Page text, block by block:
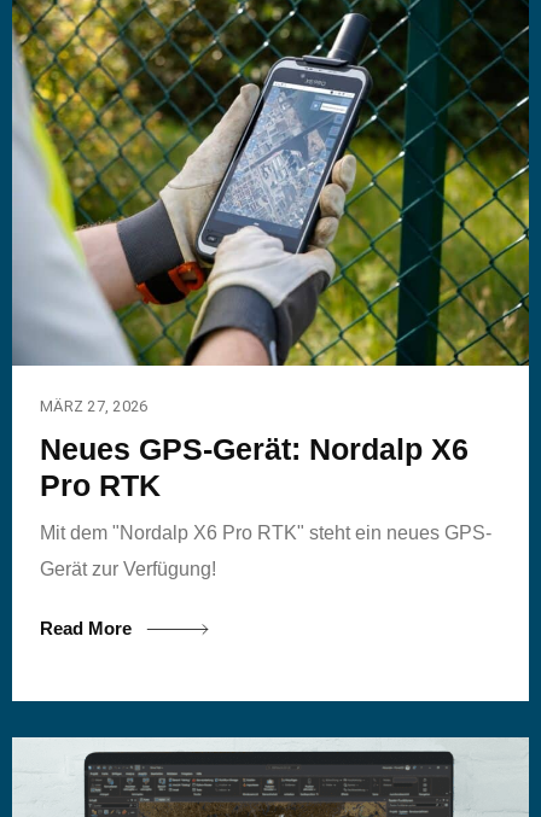
MÄRZ 27, 2026
Neues GPS-Gerät: Nordalp X6
Pro RTK
Mit dem "Nordalp X6 Pro RTK" steht ein neues GPS-
Gerät zur Verfügung!
Read More